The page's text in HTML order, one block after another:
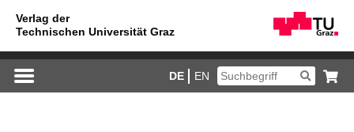
DE EN